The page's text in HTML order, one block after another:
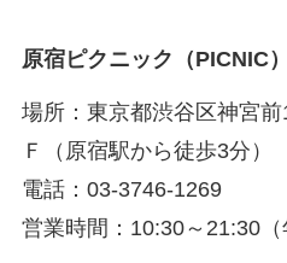
原宿ピクニック（PICNIC
場所：東京都渋谷区神宮
Ｆ（原宿駅から徒歩3分）
電話：03-3746-1269
営業時間：10:30～21:30（